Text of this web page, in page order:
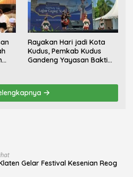
Rayakan Hari jadi Kota
Kudus, Pemkab Kudus
Gandeng Yayasan Bakti
Gelar Festival Kesenian Reog